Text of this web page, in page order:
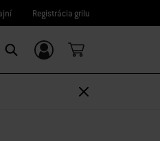
Registrácia grilu
Prihláste sa/Zaregistrujte sa